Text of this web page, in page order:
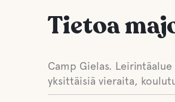
Tietoa
Camp Gielas.
yksittäisiä vieraita,